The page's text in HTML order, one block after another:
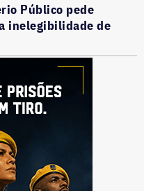
Público pede
inelegibilidade de